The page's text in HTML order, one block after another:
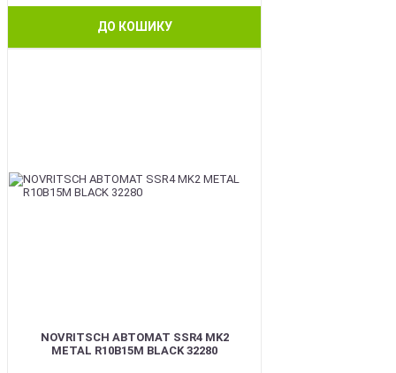
ДО КОШИКУ
NOVRITSCH АВТОМАТ SSR4 MK2
METAL R10B15M BLACK 32280